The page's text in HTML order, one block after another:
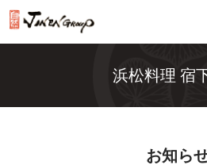
浜松料理 宿
お知ら